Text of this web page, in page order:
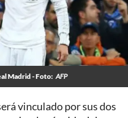
Madrid - Foto: AFP
vinculado por sus dos